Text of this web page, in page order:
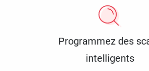
Programmez des
intelligents